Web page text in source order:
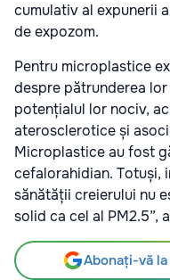
cumulativ al expunerii
de expozom.
Pentru microplastice
despre pătrunderea
potențialul lor nociv,
aterosclerotice și
Microplastice au fost
cefalorahidian. Totuși,
sănătății creierului nu
solid ca cel al PM2.5”,
Abonați-vă